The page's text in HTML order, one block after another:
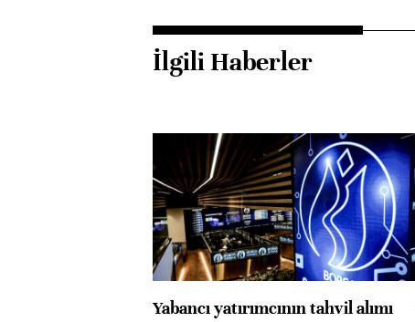
İlgili Haberler
Yabancı yatırımcının tahvil alımı